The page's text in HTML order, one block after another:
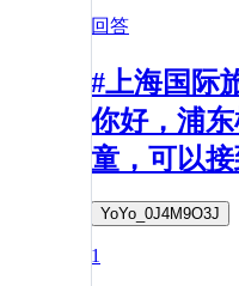
回答
#上海国际
你好，浦
童，可以
YoYo_0J4M9O3J
1